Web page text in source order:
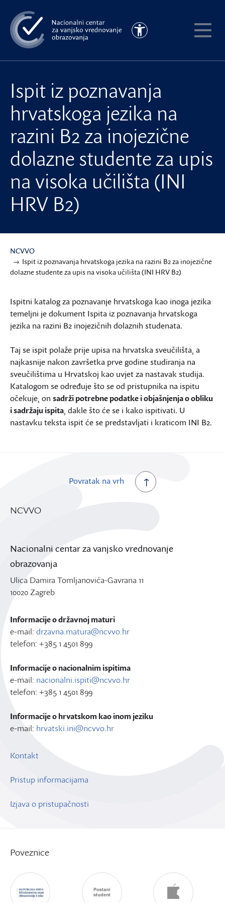
na
glavni
sadržaj
Pristupačnost
Ispit iz poznavanja
hrvatskoga jezika na
razini B2 za inojezične
dolazne studente za upis
na visoka učilišta (INI
HRV B2)
NCVVO
Ispit iz poznavanja hrvatskoga jezika na razini B2 za inojezične
dolazne studente za upis na visoka učilišta (INI HRV B2)
Ispitni katalog za poznavanje hrvatskoga kao inoga jezika
temeljni je dokument Ispita iz poznavanja hrvatskoga
jezika na razini B2 inojezičnih dolaznih studenata.
Taj se ispit polaže prije upisa na hrvatska sveučilišta, a
najkasnije nakon završetka prve godine studiranja na
sveučilištima u Hrvatskoj kao uvjet za nastavak studija.
Katalogom se određuje što se od pristupnika na ispitu
očekuje, onsadrži potrebne podatke i objašnjenja o obliku
i sadržaju ispita, dakle što će se i kako ispitivati. U
nastavku teksta ispit će se predstavljati i kraticom INI B2.
Povratak na vrh
NCVVO
Nacionalni centar za vanjsko vrednovanje
obrazovanja
Ulica Damira Tomljanovića-Gavrana 11
10020 Zagreb
Informacije o državnoj maturi
e-mail: drzavna.matura@ncvvo.hr
telefon: +385 1 4501 899
Informacije o nacionalnim ispitima
e-mail: nacionalni.ispiti@ncvvo.hr
telefon: +385 1 4501 899
Informacije o hrvatskom kao inom jeziku
e-mail: hrvatski.ini@ncvvo.hr
Kontakt
Pristup informacijama
Izjava o pristupačnosti
Poveznice